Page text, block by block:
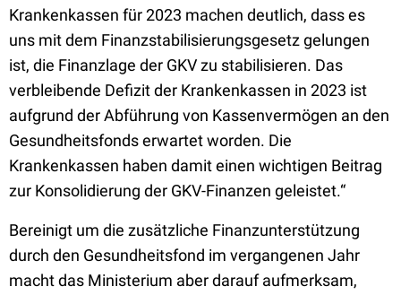
Krankenkassen für 2023 machen deutlich, dass es
uns mit dem Finanzstabilisierungsgesetz gelungen
ist, die Finanzlage der GKV zu stabilisieren. Das
verbleibende Defizit der Krankenkassen in 2023 ist
aufgrund der Abführung von Kassenvermögen an den
Gesundheitsfonds erwartet worden. Die
Krankenkassen haben damit einen wichtigen Beitrag
zur Konsolidierung der GKV-Finanzen geleistet.“
Bereinigt um die zusätzliche Finanzunterstützung
durch den Gesundheitsfond im vergangenen Jahr
macht das Ministerium aber darauf aufmerksam,